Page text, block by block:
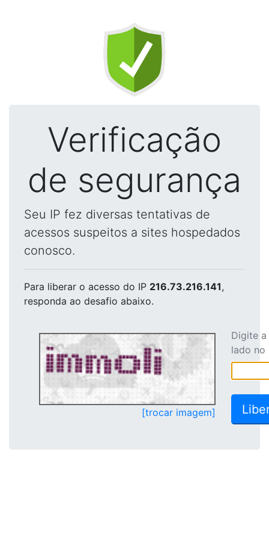
Verificação
de segurança
Seu IP fez diversas tentativas de
acessos suspeitos a sites hospedados
conosco.
Para liberar o acesso do IP 216.73.216.141,
responda ao desafio abaixo.
[trocar imagem]
Digite
lado no